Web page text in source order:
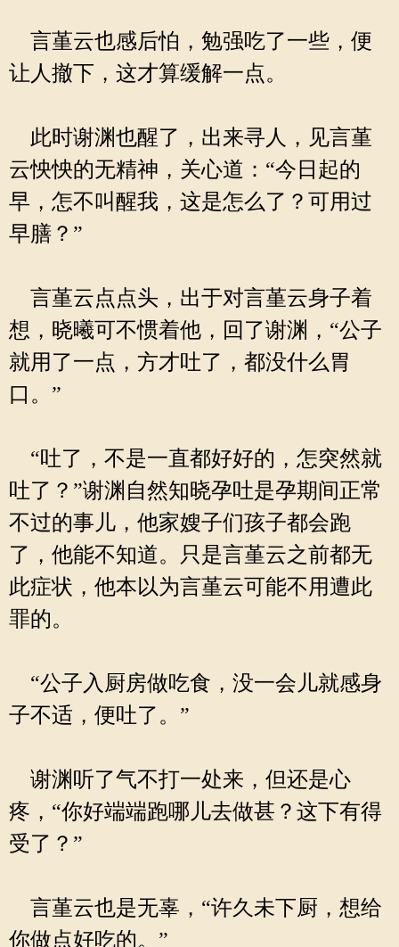
言堇云也感后怕，勉强吃了一些，便
让人撤下，这才算缓解一点。
此时谢渊也醒了，出来寻人，见言堇
云怏怏的无精神，关心道：“今日起的
早，怎不叫醒我，这是怎么了？可用过
早膳？”
言堇云点点头，出于对言堇云身子着
想，晓曦可不惯着他，回了谢渊，“公子
就用了一点，方才吐了，都没什么胃
口。”
“吐了，不是一直都好好的，怎突然就
吐了？”谢渊自然知晓孕吐是孕期间正常
不过的事儿，他家嫂子们孩子都会跑
了，他能不知道。只是言堇云之前都无
此症状，他本以为言堇云可能不用遭此
罪的。
“公子入厨房做吃食，没一会儿就感身
子不适，便吐了。”
谢渊听了气不打一处来，但还是心
疼，“你好端端跑哪儿去做甚？这下有得
受了？”
言堇云也是无辜，“许久未下厨，想给
你做点好吃的。”